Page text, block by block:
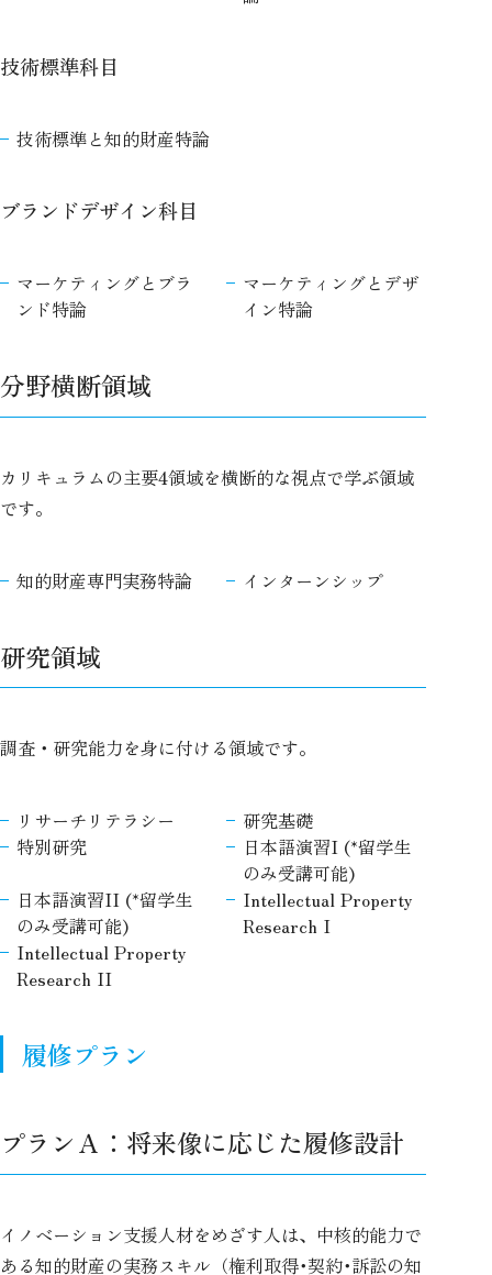
技術標準科目
技術標準と知的財産特論
ブランドデザイン科目
マーケティングとブラ
ンド特論
マーケティングとデザ
イン特論
分野横断領域
カリキュラムの主要4領域を横断的な視点で学ぶ領域
です。
知的財産専門実務特論 インターンシップ
研究領域
調査・研究能力を身に付ける領域です。
リサーチリテラシー
研究基礎
特別研究
日本語演習I (*留学生
のみ受講可能)
日本語演習II (*留学生
のみ受講可能)
Intellectual Property
Research I
Intellectual Property
Research II
履修プラン
プランＡ：将来像に応じた履修設計
イノベーション支援人材をめざす人は、中核的能力で
ある知的財産の実務スキル（権利取得･契約･訴訟の知